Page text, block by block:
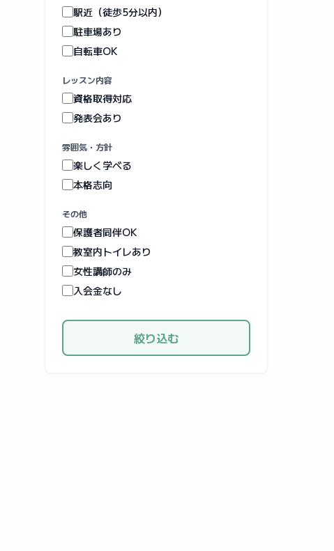
駅近（徒歩5分以内）
駐車場あり
自転車OK
レッスン内容
資格取得対応
発表会あり
雰囲気・方針
楽しく学べる
本格志向
その他
保護者同伴OK
教室内トイレあり
女性講師のみ
入会金なし
絞り込む